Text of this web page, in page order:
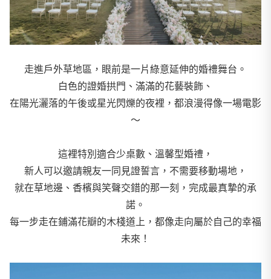
走進戶外草地區，眼前是一片綠意延伸的婚禮舞台。
白色的證婚拱門、滿滿的花藝裝飾、
在陽光灑落的午後或星光閃爍的夜裡，都浪漫得像一場電影
～
這裡特別適合少桌數、溫馨型婚禮，
新人可以邀請親友一同見證誓言，不需要移動場地，
就在草地邊、香檳與笑聲交錯的那一刻，完成最真摯的承
諾。
每一步走在鋪滿花瓣的木棧道上，都像走向屬於自己的幸福
未來！